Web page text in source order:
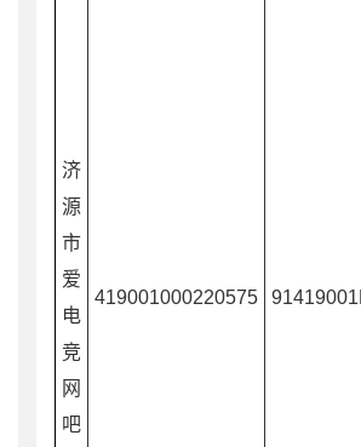
济
源
市
爱
电
竞
网
吧
419001000220575